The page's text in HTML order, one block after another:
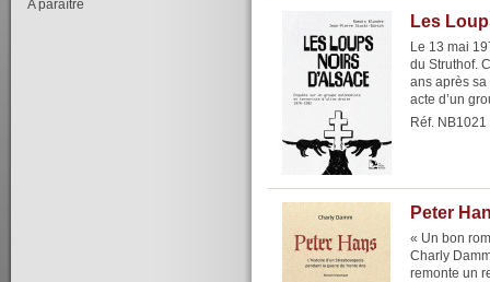
Les
Le 13 mai
du Struthof.
ans après sa
acte d’un
Réf. NB1021
Peter
« Un bon
Charly
remonte un
A paraître